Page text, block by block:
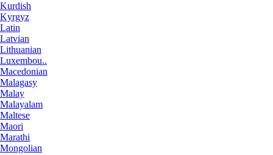
Kurdish
Kyrgyz
Latin
Latvian
Lithuanian
Luxembou..
Macedonian
Malagasy
Malay
Malayalam
Maltese
Maori
Marathi
Mongolian